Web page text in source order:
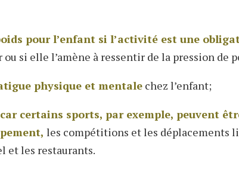
pour l’enfant si l’activité est une
ou si elle l’amène à ressentir de la pression de
physique et mentale chez l’enfant;
certains sports, par exemple, peuvent
les compétitions et les déplacements
et les restaurants.